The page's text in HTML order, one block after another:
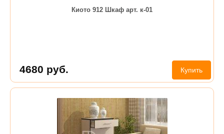
Киото 912 Шкаф арт. к-01
4680 руб. Купить